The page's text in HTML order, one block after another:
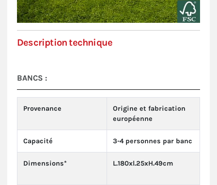
Description technique
BANCS :
Provenance
Origine et fabrication
européenne
Capacité 3-4 personnes par banc
Dimensions* L.180xl.25xH.49cm